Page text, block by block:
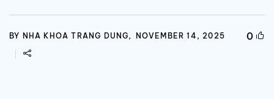
BY NHA KHOA TRANG DUNG, NOVEMBER 14, 2025 0